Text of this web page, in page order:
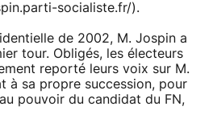
socialiste.fr/).
de 2002, M. Jospin a
tour. Obligés, les électeurs
reporté leurs voix sur M.
à sa propre succession, pour
pouvoir du candidat du FN,